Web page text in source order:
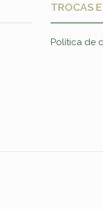
TROCAS
Política de